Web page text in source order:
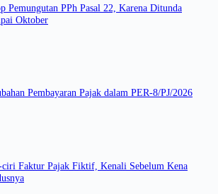
Pemungutan PPh Pasal 22, Karena Ditunda
Oktober
Pembayaran Pajak dalam PER-8/PJ/2026
Faktur Pajak Fiktif, Kenali Sebelum Kena